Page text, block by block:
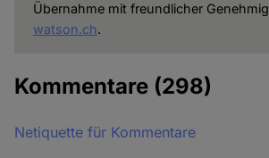
Übernahme mit freundlicher
watson.ch.
Kommentare (298)
Netiquette für Kommentare